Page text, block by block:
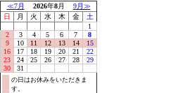
≪7月 2026年8月 9月≫
日
月 火 水 木 金
土
1
2
3 4 5 6 7
8
9
10 11 12 13 14
15
16
17 18 19 20 21
22
23
24 25 26 27 28
29
30
31
の日はお休みをいただきま
す。